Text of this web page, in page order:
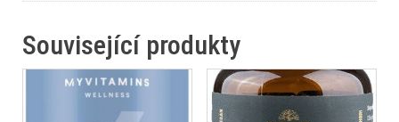
Související produkty